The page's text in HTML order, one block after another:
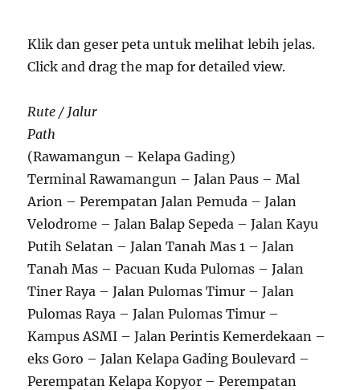
Klik dan geser peta untuk melihat lebih jelas.
Click and drag the map for detailed view.
Rute / Jalur
Path
(Rawamangun – Kelapa Gading)
Terminal Rawamangun – Jalan Paus – Mal
Arion – Perempatan Jalan Pemuda – Jalan
Velodrome – Jalan Balap Sepeda – Jalan Kayu
Putih Selatan – Jalan Tanah Mas 1 – Jalan
Tanah Mas – Pacuan Kuda Pulomas – Jalan
Tiner Raya – Jalan Pulomas Timur – Jalan
Pulomas Raya – Jalan Pulomas Timur –
Kampus ASMI – Jalan Perintis Kemerdekaan –
eks Goro – Jalan Kelapa Gading Boulevard –
Perempatan Kelapa Kopyor – Perempatan